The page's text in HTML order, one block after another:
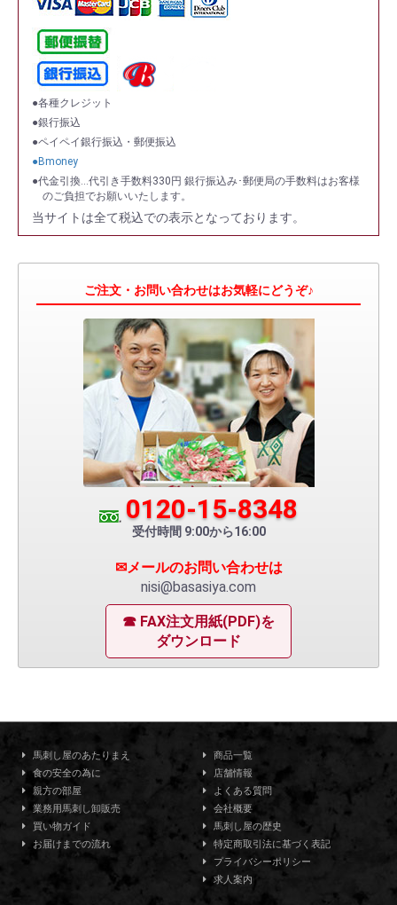
●各種クレジット
●銀行振込
●ペイペイ銀行振込・郵便振込
●Bmoney
●代金引換…代引き手数料330円 銀行振込み･郵便局の手数料はお客様
のご負担でお願いいたします。
当サイトは全て税込での表示となっております。
ご注文・お問い合わせはお気軽にどうぞ♪
0120-15-8348
受付時間 9:00から16:00
✉メールのお問い合わせは
nisi@basasiya.com
☎ FAX注文用紙(PDF)を
ダウンロード
馬刺し屋のあたりまえ
食の安全の為に
親方の部屋
業務用馬刺し卸販売
買い物ガイド
お届けまでの流れ
商品一覧
店舗情報
よくある質問
会社概要
馬刺し屋の歴史
特定商取引法に基づく表記
プライバシーポリシー
求人案内